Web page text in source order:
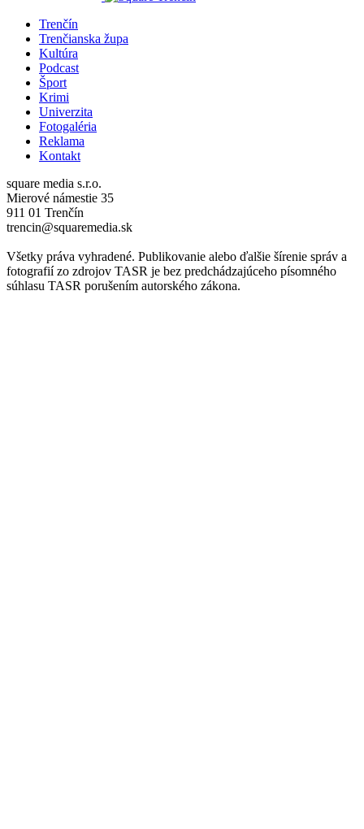
Trenčín
Trenčianska župa
Kultúra
Podcast
Šport
Krimi
Univerzita
Fotogaléria
Reklama
Kontakt
square media s.r.o.
Mierové námestie 35
911 01 Trenčín
trencin@squaremedia.sk
Všetky práva vyhradené. Publikovanie alebo ďalšie šírenie správ a
fotografií zo zdrojov TASR je bez predchádzajúceho písomného
súhlasu TASR porušením autorského zákona.